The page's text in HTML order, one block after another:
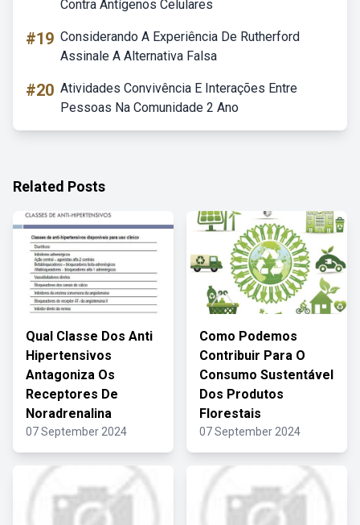
Contra Antígenos Celulares
#19 Considerando A Experiência De Rutherford
Assinale A Alternativa Falsa
#20 Atividades Convivência E Interações Entre
Pessoas Na Comunidade 2 Ano
Related Posts
Qual Classe Dos Anti
Hipertensivos
Antagoniza Os
Receptores De
Noradrenalina
07 September 2024
Como Podemos
Contribuir Para O
Consumo Sustentável
Dos Produtos
Florestais
07 September 2024